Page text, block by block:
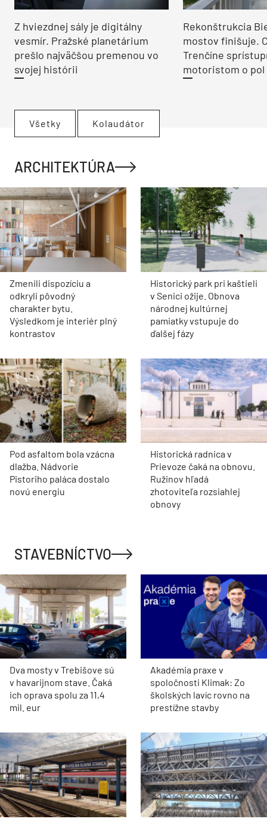
Z hviezdnej sály je digitálny
vesmír. Pražské planetárium
prešlo najväčšou premenou vo
svojej histórii
Rekonštrukcia
mostov finišuje.
Trenčíne
motoristom o pol
Všetky Kolaudátor
ARCHITEKTÚRA
Zmenili dispozíciu a
odkryli pôvodný
charakter bytu.
Výsledkom je interiér plný
kontrastov
Historický park pri kaštieli
v Senici ožije. Obnova
národnej kultúrnej
pamiatky vstupuje do
ďalšej fázy
Pod asfaltom bola vzácna
dlažba. Nádvorie
Pistoriho paláca dostalo
novú energiu
Historická radnica v
Prievoze čaká na obnovu.
Ružinov hľadá
zhotoviteľa rozsiahlej
obnovy
STAVEBNÍCTVO
Dva mosty v Trebišove sú
v havarijnom stave. Čaká
ich oprava spolu za 11,4
mil. eur
Akadémia praxe v
spoločnosti Klimak: Zo
školských lavíc rovno na
prestížne stavby